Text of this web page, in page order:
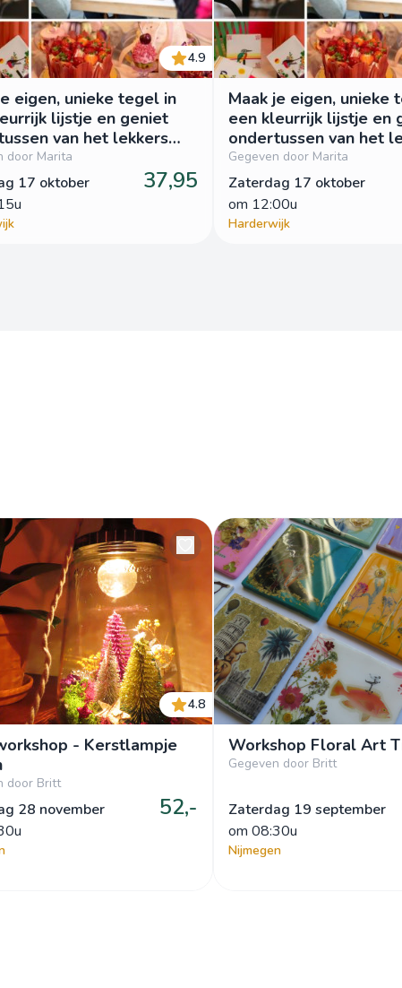
4.9
eigen, unieke tegel in
lijstje en geniet
van het lekkers
door Marita
17 oktober
37,95
Maak je eigen, unieke
een kleurrijk lijstje en
ondertussen van het
van Patrijs
Gegeven door Marita
Zaterdag 17 oktober
om 12:00u
Harderwijk
4.8
- Kerstlampje
door Britt
28 november
52,-
Workshop Floral Art
Gegeven door Britt
Zaterdag 19 september
om 08:30u
Nijmegen